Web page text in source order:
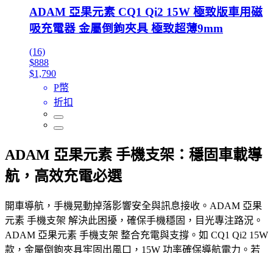
ADAM 亞果元素 CQ1 Qi2 15W 極致版車用磁
吸充電器 金屬倒鉤夾具 極致超薄9mm
(16)
$888
$1,790
P幣
折扣
ADAM 亞果元素 手機支架：穩固車載導
航，高效充電必選
開車導航，手機晃動掉落影響安全與訊息接收。ADAM 亞果
元素 手機支架 解決此困擾，確保手機穩固，目光專注路況。
ADAM 亞果元素 手機支架 整合充電與支撐。如 CQ1 Qi2 15W
款，金屬倒鉤夾具牢固出風口，15W 功率確保導航電力。若